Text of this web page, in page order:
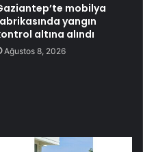
mobilya
yangın
altına alındı
Ağustos 8, 2026